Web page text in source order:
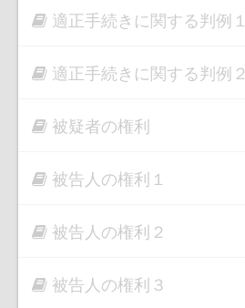
適正手続きに関する判例１
適正手続きに関する判例２
被疑者の権利
被告人の権利１
被告人の権利２
被告人の権利３